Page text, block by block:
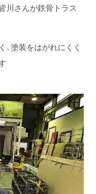
川さんが鉄骨トラス
塗装をはがれにくく